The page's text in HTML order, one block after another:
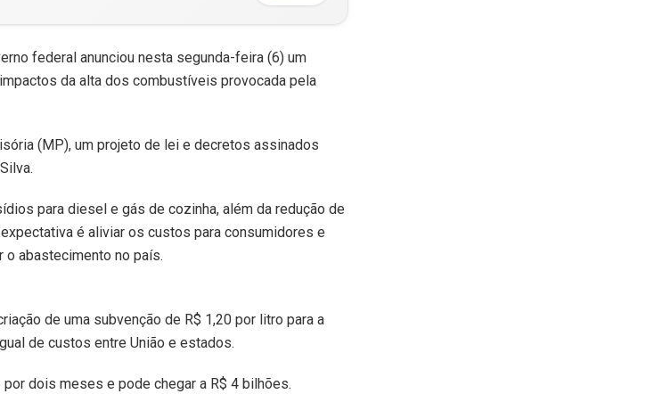
federal anunciou nesta segunda-feira (6) um
da alta dos combustíveis provocada pela
(MP), um projeto de lei e decretos assinados
para diesel e gás de cozinha, além da redução de
é aliviar os custos para consumidores e
o abastecimento no país.
de uma subvenção de R$ 1,20 por litro para a
de custos entre União e estados.
dois meses e pode chegar a R$ 4 bilhões.